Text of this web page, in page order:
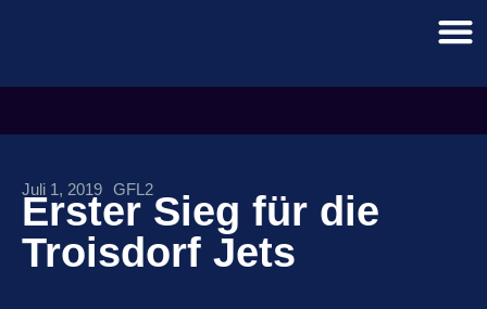
Juli 1, 2019 GFL2
Erster Sieg für die
Troisdorf Jets